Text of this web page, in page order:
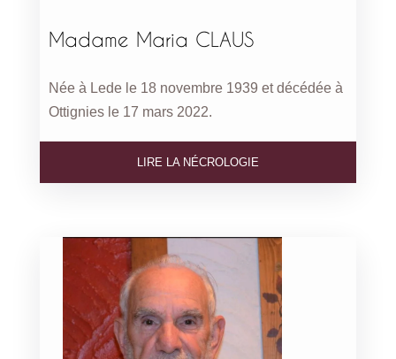
Madame Maria CLAUS
Née à Lede le 18 novembre 1939 et décédée à
Ottignies le 17 mars 2022.
LIRE LA NÉCROLOGIE